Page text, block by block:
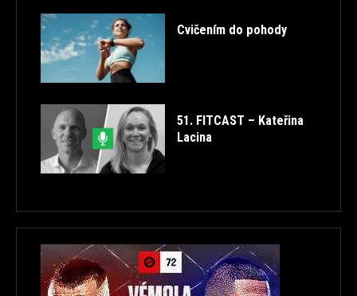
Cvičením do pohody
51. FITCAST – Kateřina
Lacina